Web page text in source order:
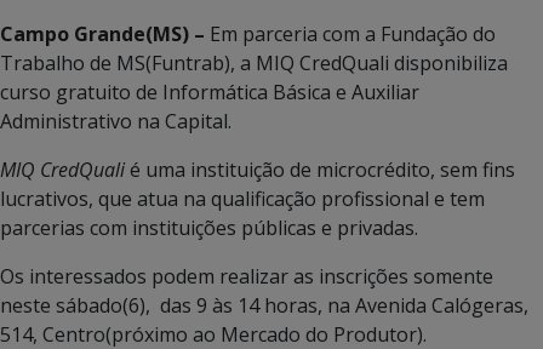
Campo Grande(MS) – Em parceria com a Fundação do
Trabalho de MS(Funtrab), a MIQ CredQuali disponibiliza
curso gratuito de Informática Básica e Auxiliar
Administrativo na Capital.
MIQ CredQualié uma instituição de microcrédito, sem fins
lucrativos, que atua na qualificação profissional e tem
parcerias com instituições públicas e privadas.
Os interessados podem realizar as inscrições somente
neste sábado(6), das 9 às 14 horas, na Avenida Calógeras,
514, Centro(próximo ao Mercado do Produtor).